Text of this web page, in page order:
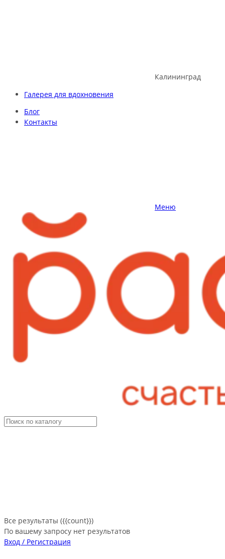
Калининград
Галерея для вдохновения
Блог
Контакты
Меню
Все результаты ({{count}})
По вашему запросу нет результатов
Вход / Регистрация